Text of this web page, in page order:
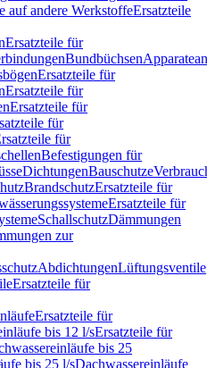
auf andere WerkstoffeErsatzteile
Ersatzteile für
Bundbüchsen
Ersatzteile für
Ersatzteile für
Ersatzteile für
für
für
Befestigungen für
DichtungenBauschutze
BrandschutzErsatzteile für
Ersatzteile für
SchallschutzDämmungen
zur
AbdichtungenLüftungsventile
Ersatzteile für
Ersatzteile für
bis 12 l/sErsatzteile für
bis 25
bis 25 l/sDachwassereinläufe